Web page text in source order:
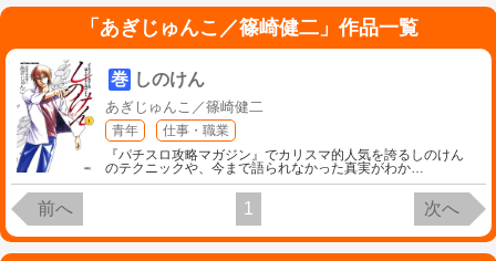
「 あぎじゅんこ／篠崎健二」作品一覧
巻 しのけん
あぎじゅんこ／篠崎健二
青年
仕事・職業
『パチスロ攻略マガジン』でカリスマ的人気を誇るしのけん
のテクニックや、今まで語られなかった真実がわか…
前へ 1 次へ